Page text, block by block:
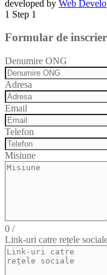
developed by Web
1 Step 1
Formular de
Denumire ONG
Adresa
Email
Telefon
Misiune
0 /
Link-uri catre rețele